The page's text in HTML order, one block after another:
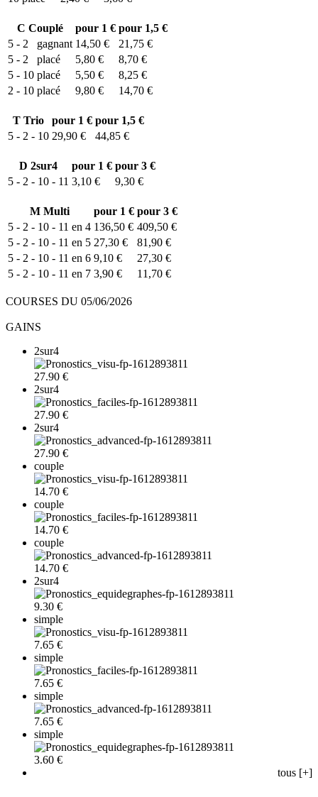
C Couplé pour 1 € pour 1,5 €
5 - 2
gagnant 14,50 €
21,75 €
5 - 2
placé 5,80 €
8,70 €
5 - 10 placé 5,50 €
8,25 €
2 - 10 placé 9,80 € 14,70 €
T Trio pour 1 € pour 1,5 €
5 - 2 - 10 29,90 € 44,85 €
D 2sur4 pour 1 € pour 3 €
5 - 2 - 10 - 11 3,10 € 9,30 €
MMulti pour 1 € pour 3 €
5 - 2 - 10 - 11 en 4 136,50 € 409,50 €
5 - 2 - 10 - 11 en 5 27,30 €
81,90 €
5 - 2 - 10 - 11 en 6 9,10 €
27,30 €
5 - 2 - 10 - 11 en 7 3,90 € 11,70 €
COURSES DU 05/06/2026
GAINS
2sur4
27.90 €
2sur4
27.90 €
2sur4
27.90 €
couple
14.70 €
couple
14.70 €
couple
14.70 €
2sur4
9.30 €
simple
7.65 €
simple
7.65 €
simple
7.65 €
simple
3.60 €
tous [+]